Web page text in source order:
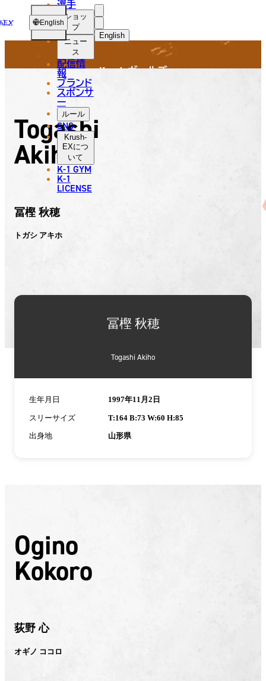
English
日本語
選手
ショッ
プ
ニュー
ス
配信情
報
ブランド
スポンサ
ー
ルール
SNS
Krush-
EXにつ
いて
K-1 GYM
K-1
LICENSE
English
Krush
Krush ガールズ
Togashi
Akiho
冨樫 秋穂
トガシ アキホ
冨樫 秋穂
Togashi Akiho
生年月日 1997年11月2日
スリーサイズ T:164 B:73 W:60 H:85
出身地 山形県
Ogino
Kokoro
荻野 心
オギノ ココロ